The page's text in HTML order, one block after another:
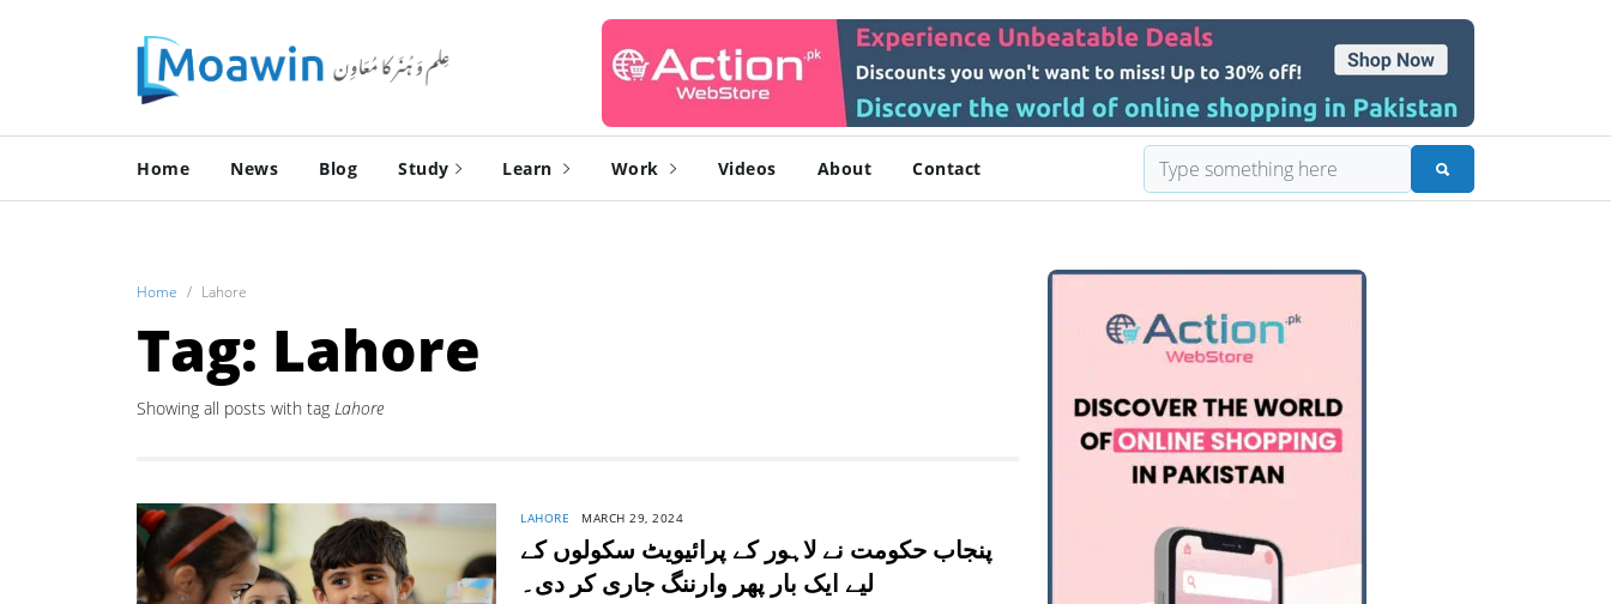
Home News Blog Study Learn Work Videos About Contact
Home Lahore
Tag: Lahore
Showing all posts with tag Lahore
LAHORE MARCH 29, 2024
پنجاب حکومت نے لاہور کے پرائیویٹ سکولوں کے
لیے ایک بار پھر وارننگ جاری کر دی۔